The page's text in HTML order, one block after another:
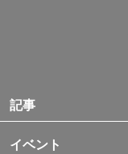
記事
イベント